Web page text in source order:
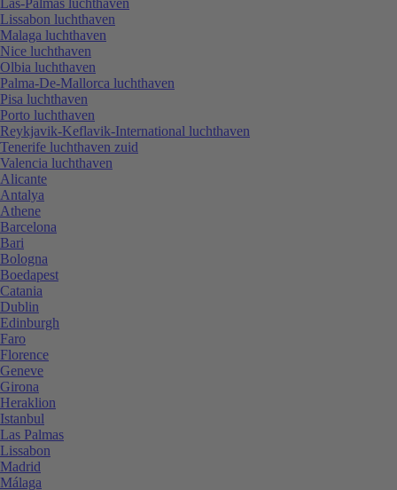
Lissabon luchthaven
Malaga luchthaven
Nice luchthaven
Olbia luchthaven
Palma-De-Mallorca luchthaven
Pisa luchthaven
Porto luchthaven
Reykjavik-Keflavik-International luchthaven
Tenerife luchthaven zuid
Valencia luchthaven
Alicante
Antalya
Athene
Barcelona
Bari
Bologna
Boedapest
Catania
Dublin
Edinburgh
Faro
Florence
Geneve
Girona
Heraklion
Istanbul
Las Palmas
Lissabon
Madrid
Málaga